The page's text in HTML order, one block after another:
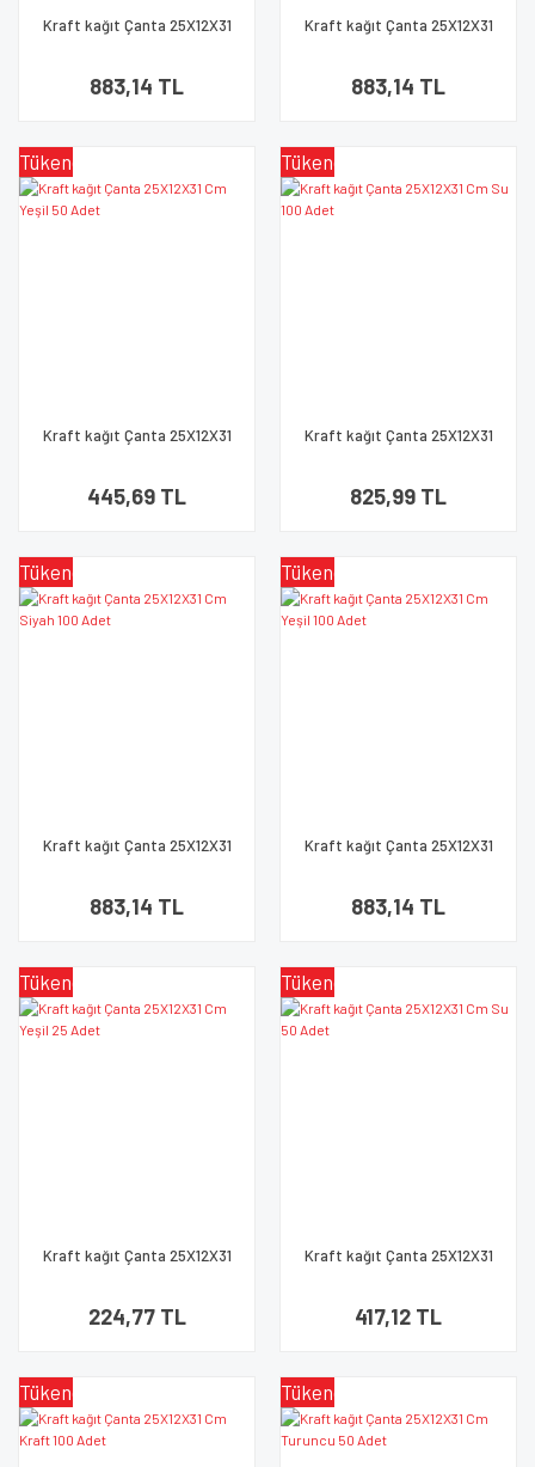
Kraft kağıt Çanta 25X12X31
883,14 TL
Kraft kağıt Çanta 25X12X31
883,14 TL
Tükendi
Kraft kağıt Çanta 25X12X31
445,69 TL
Tükendi
Kraft kağıt Çanta 25X12X31
825,99 TL
Tükendi
Kraft kağıt Çanta 25X12X31
883,14 TL
Tükendi
Kraft kağıt Çanta 25X12X31
883,14 TL
Tükendi
Kraft kağıt Çanta 25X12X31
224,77 TL
Tükendi
Kraft kağıt Çanta 25X12X31
417,12 TL
Tükendi Tükendi